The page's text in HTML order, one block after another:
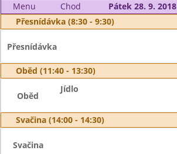
Menu Chod
Pátek 28. 9. 2018
Přesnídávka (8:30 - 9:30)
Přesnídávka
Oběd (11:40 - 13:30)
Oběd
Jídlo
Svačina (14:00 - 14:30)
Svačina